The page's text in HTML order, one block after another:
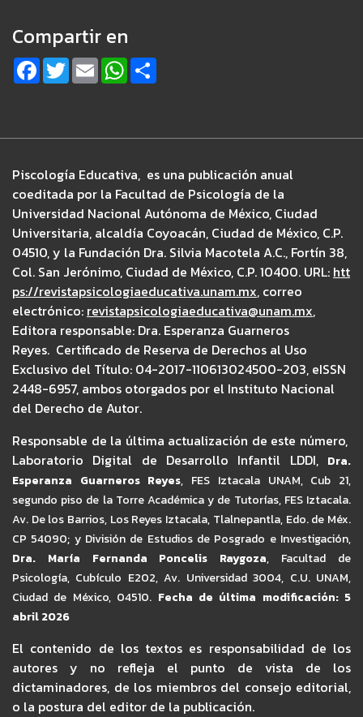
Compartir en
F
a
c
o
T
w
r
E
m
a
W
h
a
p
Piscología Educativa, es una publicación anual
coeditada por la Facultad de Psicología de la
Universidad Nacional Autónoma de México, Ciudad
Universitaria, alcaldía Coyoacán, Ciudad de México, C.P.
04510, y la Fundación Dra. Silvia Macotela A.C., Fortín 38,
Col. San Jerónimo, Ciudad de México, C.P. 10400. URL: htt
ps://revistapsicologiaeducativa.unam.mx, correo
electrónico: revistapsicologiaeducativa@unam.mx,
Editora responsable: Dra. Esperanza Guarneros
Reyes. Certificado de Reserva de Derechos al Uso
Exclusivo del Título: 04-2017-110613024500-203, eISSN
2448-6957, ambos otorgados por el Instituto Nacional
del Derecho de Autor.
Responsable de la última actualización de este número,
Laboratorio Digital de Desarrollo Infantil LDDI, Dra.
Esperanza Guarneros Reyes, FES Iztacala UNAM, Cub 21,
segundo piso de la Torre Académica y de Tutorías, FES Iztacala.
Av. De los Barrios, Los Reyes Iztacala, Tlalnepantla, Edo. de Méx.
CP 54090; y División de Estudios de Posgrado e Investigación,
Dra. María Fernanda Poncelis Raygoza, Facultad de
Psicología, Cubículo E202, Av. Universidad 3004, C.U. UNAM,
Ciudad de México, 04510. Fecha de última modificación: 5
abril 2026
El contenido de los textos es responsabilidad de los
autores y no refleja el punto de vista de los
dictaminadores, de los miembros del consejo editorial,
o la postura del editor de la publicación.